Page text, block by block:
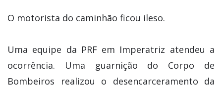
O motorista do caminhão ficou ileso.
Uma equipe da PRF em Imperatriz atendeu a
ocorrência. Uma guarnição do Corpo de
Bombeiros realizou o desencarceramento da